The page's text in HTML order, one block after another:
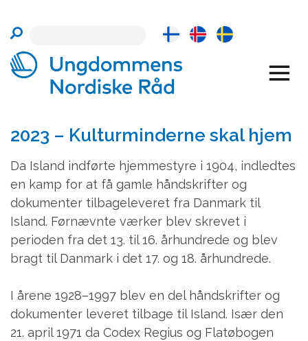
2023 – Kulturminderne skal hjem
Da Island indførte hjemmestyre i 1904, indledtes
en kamp for at få gamle håndskrifter og
dokumenter tilbageleveret fra Danmark til
Island. Førnævnte værker blev skrevet i
perioden fra det 13. til 16. århundrede og blev
bragt til Danmark i det 17. og 18. århundrede.
I årene 1928–1997 blev en del håndskrifter og
dokumenter leveret tilbage til Island. Især den
21. april 1971 da Codex Regius og Flatøbogen